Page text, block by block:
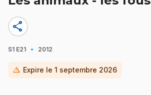
share
S1 E21 · 2012
warning Expire le 1 septembre 2026